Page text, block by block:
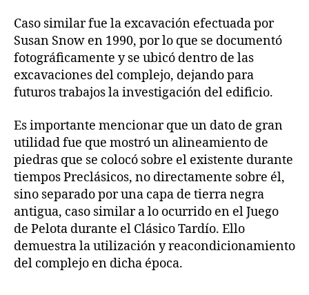
Caso similar fue la excavación efectuada por
Susan Snow en 1990, por lo que se documentó
fotográficamente y se ubicó dentro de las
excavaciones del complejo, dejando para
futuros trabajos la investigación del edificio.
Es importante mencionar que un dato de gran
utilidad fue que mostró un alineamiento de
piedras que se colocó sobre el existente durante
tiempos Preclásicos, no directamente sobre él,
sino separado por una capa de tierra negra
antigua, caso similar a lo ocurrido en el Juego
de Pelota durante el Clásico Tardío. Ello
demuestra la utilización y reacondicionamiento
del complejo en dicha época.